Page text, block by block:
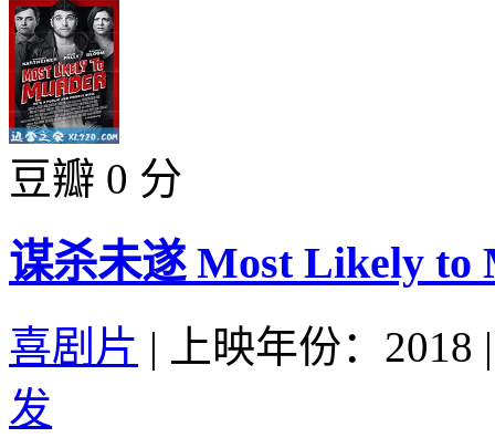
豆瓣 0 分
谋杀未遂 Most Likely to
喜剧片 | 上映年份：2018 |
发